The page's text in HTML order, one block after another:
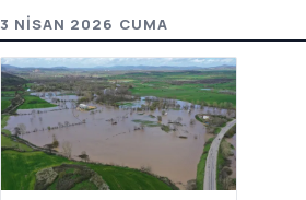
3 NISAN 2026 CUMA